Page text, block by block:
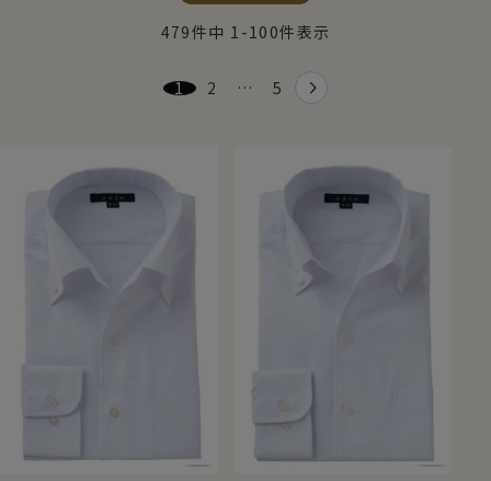
479件中 1 -100件表示
1 2 … 5